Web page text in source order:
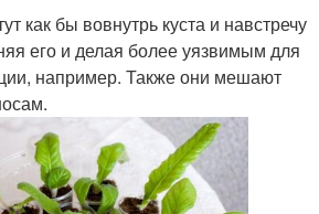
как бы вовнутрь куста и навстречу
его и делая более уязвимым для
например. Также они мешают